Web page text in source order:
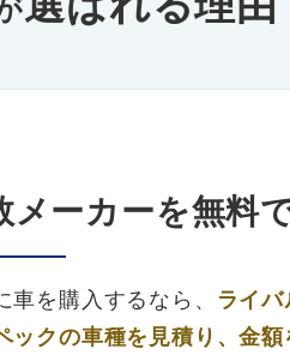
メーカーを無料
車を購入するなら、
ライ
ックの車種を見積り、金額